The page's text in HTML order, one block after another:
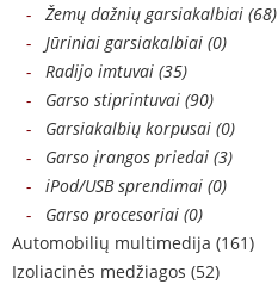
- Žemų dažnių garsiakalbiai (68)
- Jūriniai garsiakalbiai (0)
- Radijo imtuvai (35)
- Garso stiprintuvai (90)
- Garsiakalbių korpusai (0)
- Garso įrangos priedai (3)
- iPod/USB sprendimai (0)
- Garso procesoriai (0)
Automobilių multimedija (161)
Izoliacinės medžiagos (52)